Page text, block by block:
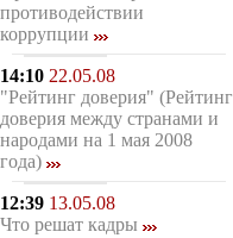
противодействии
коррупции
14:10 22.05.08
"Рейтинг доверия" (Рейтинг
доверия между странами и
народами на 1 мая 2008
года)
12:39 13.05.08
Что решат кадры